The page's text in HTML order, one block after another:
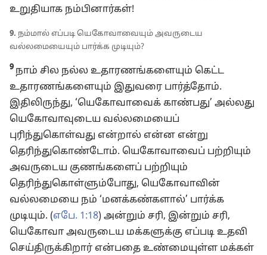
உறுதியாக நம்பினார்கள்!
9. நம்மால் எப்படி யெகோவாவையும் அவருடைய
வல்லமையையும் பார்க்க முடியும்?
9 நாம் சில நல்ல உதாரணங்களையும் கெட்ட
உதாரணங்களையும் இதுவரை பார்த்தோம்.
இதிலிருந்து, ‘யெகோவாவைக் காண்பது’ அல்லது
யெகோவாவுடைய வல்லமையைப்
புரிந்துகொள்வது என்றால் என்ன என்று
தெரிந்துகொண்டோம். யெகோவாவைப் பற்றியும்
அவருடைய குணங்களைப் பற்றியும்
தெரிந்துகொள்ளும்போது, யெகோவாவின்
வல்லமையை நம் ‘மனக்கண்களால்’ பார்க்க
முடியும். (எபே. 1:18) அன்றும் சரி, இன்றும் சரி,
யெகோவா அவருடைய மக்களுக்கு எப்படி உதவி
செய்திருக்கிறார் என்பதை உண்மையுள்ள மக்கள்